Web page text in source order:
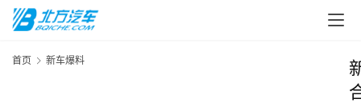
首页 新车爆料